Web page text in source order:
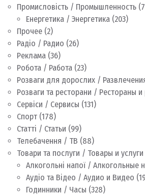
Промисловість / Промышленность
Енергетика / Энергетика (203)
Прочее (2)
Радіо / Радио (26)
Реклама (36)
Робота / Работа (23)
Розваги для дорослих /
Розваги та ресторани / Рестораны и
Сервіси / Сервисы (131)
Спорт (178)
Статті / Статьи (99)
Телебачення / ТВ (88)
Товари та послуги / Товары и услуги
Алкогольні напої / Алкогольные
Аудіо та Відео / Аудио и Видео
Годинники / Часы (328)